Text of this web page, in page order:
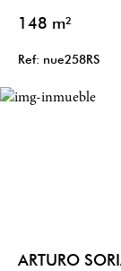
148 m²
Ref: nue258RS
ARTURO